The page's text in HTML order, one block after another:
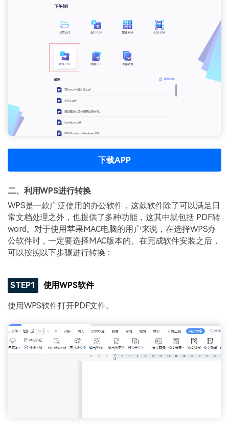
下载APP
二、利用WPS进行转换
WPS是一款广泛使用的办公软件，这款软件除了可以满足日
常文档处理之外，也提供了多种功能，这其中就包括 PDF转
word。对于使用苹果MAC电脑的用户来说，在选择WPS办
公软件时，一定要选择MAC版本的。在完成软件安装之后，
可以按照以下步骤进行转换：
STEP1 使用WPS软件
使用WPS软件打开PDF文件。